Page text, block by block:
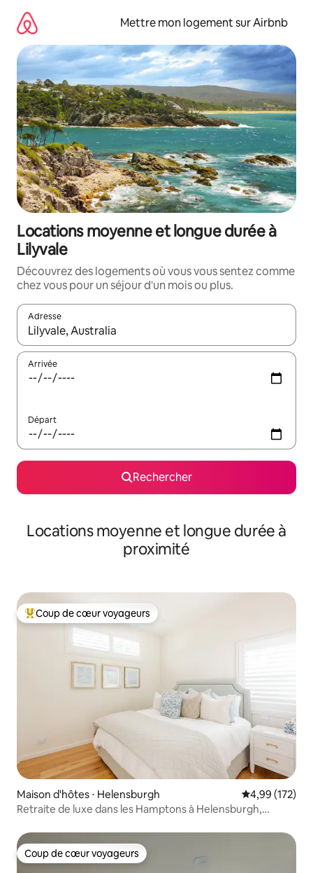
directement
contenu
Mettre mon logement sur Airbnb
Locations moyenne et longue durée à
Lilyvale
Découvrez des logements où vous vous sentez comme
chez vous pour un séjour d'un mois ou plus.
Adresse
Lorsque les résultats s'affichent, utilisez les flèches vers le
Arrivée
Départ
Rechercher
Locations moyenne et longue durée à
proximité
Coups de cœur voyageurs les plus appréciés
Coup de cœur voyageurs
Maison d'hôtes ⋅ Helensburgh Évaluation
4,99 (172)
Retraite de luxe dans les Hamptons à Helensburgh,
Coup de cœur voyageurs
Coup de cœur voyageurs